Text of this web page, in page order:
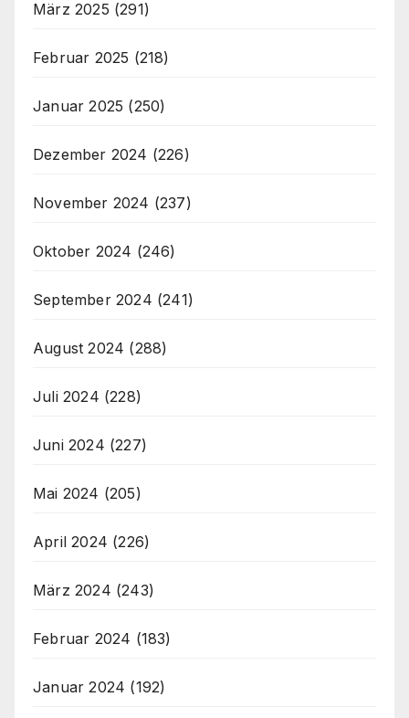
März 2025 (291)
Februar 2025 (218)
Januar 2025 (250)
Dezember 2024 (226)
November 2024 (237)
Oktober 2024 (246)
September 2024 (241)
August 2024 (288)
Juli 2024 (228)
Juni 2024 (227)
Mai 2024 (205)
April 2024 (226)
März 2024 (243)
Februar 2024 (183)
Januar 2024 (192)